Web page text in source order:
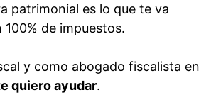
patrimonial es lo que te va
de impuestos.
y como abogado fiscalista en
quiero ayudar.